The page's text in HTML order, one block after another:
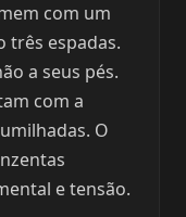
com um
três espadas.
a seus pés.
com a
O
e tensão.